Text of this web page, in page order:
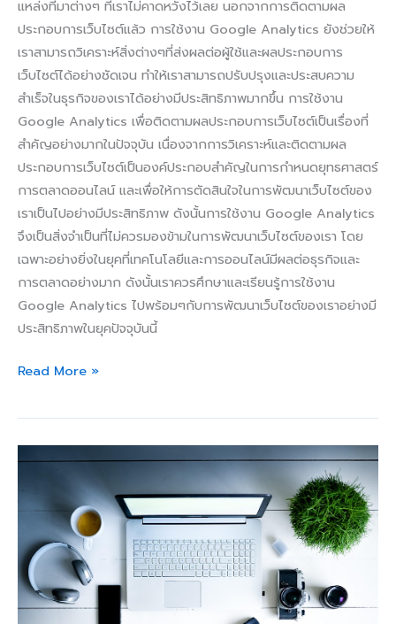
แหล่งที่มาต่างๆ ที่เราไม่คาดหวังไว้เลย นอกจากการติดตามผล
ประกอบการเว็บไซต์แล้ว การใช้งาน Google Analytics ยังช่วยให้
เราสามารถวิเคราะห์สิ่งต่างๆที่ส่งผลต่อผู้ใช้และผลประกอบการ
เว็บไซต์ได้อย่างชัดเจน ทำให้เราสามารถปรับปรุงและประสบความ
สำเร็จในธุรกิจของเราได้อย่างมีประสิทธิภาพมากขึ้น การใช้งาน
Google Analytics เพื่อติดตามผลประกอบการเว็บไซต์เป็นเรื่องที่
สำคัญอย่างมากในปัจจุบัน เนื่องจากการวิเคราะห์และติดตามผล
ประกอบการเว็บไซต์เป็นองค์ประกอบสำคัญในการกำหนดยุทธศาสตร์
การตลาดออนไลน์ และเพื่อให้การตัดสินใจในการพัฒนาเว็บไซต์ของ
เราเป็นไปอย่างมีประสิทธิภาพ ดังนั้นการใช้งาน Google Analytics
จึงเป็นสิ่งจำเป็นที่ไม่ควรมองข้ามในการพัฒนาเว็บไซต์ของเรา โดย
เฉพาะอย่างยิ่งในยุคที่เทคโนโลยีและการออนไลน์มีผลต่อธุรกิจและ
การตลาดอย่างมาก ดังนั้นเราควรศึกษาและเรียนรู้การใช้งาน
Google Analytics ไปพร้อมๆกับการพัฒนาเว็บไซต์ของเราอย่างมี
ประสิทธิภาพในยุคปัจจุบันนี้
Read More »
สำคัญ
การ
ออกแบบ
เว็บไซต์